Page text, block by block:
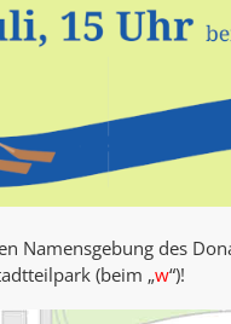
Namensgebung des
(beim „w“)!